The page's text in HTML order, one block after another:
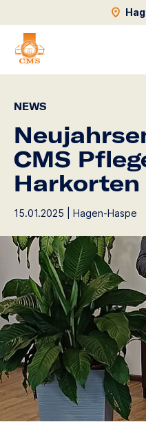
NEWS
CMS
Harkorten
15.01.2025 | Hagen-Haspe